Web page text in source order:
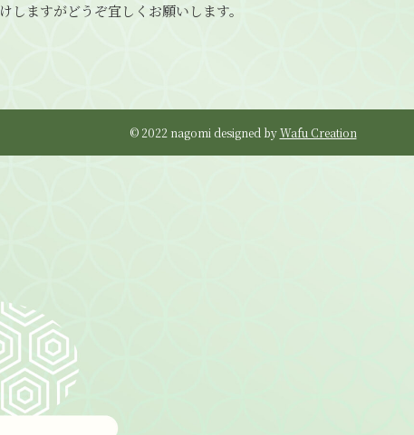
しますがどうぞ宜しくお願いします。
©2022 nagomi designed byWafu Creation